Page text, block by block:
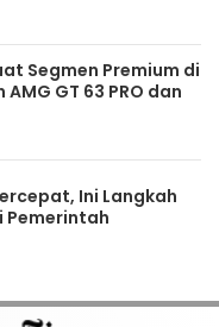
Segmen Premium di
GT 63 PRO dan
Ini Langkah
Pemerintah